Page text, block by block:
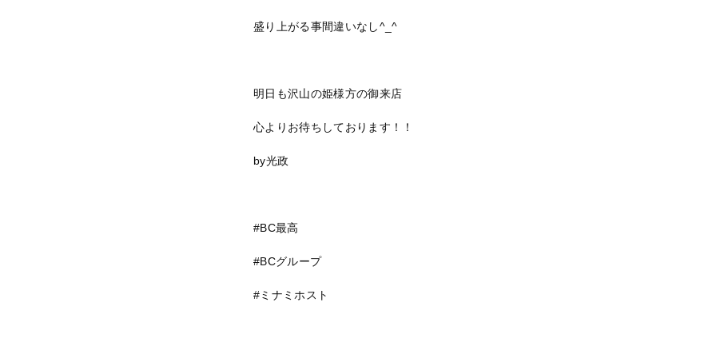
盛り上がる事間違いなし^_^
明日も沢山の姫様方の御来店
心よりお待ちしております！！
by光政
#BC最高
#BCグループ
#ミナミホスト